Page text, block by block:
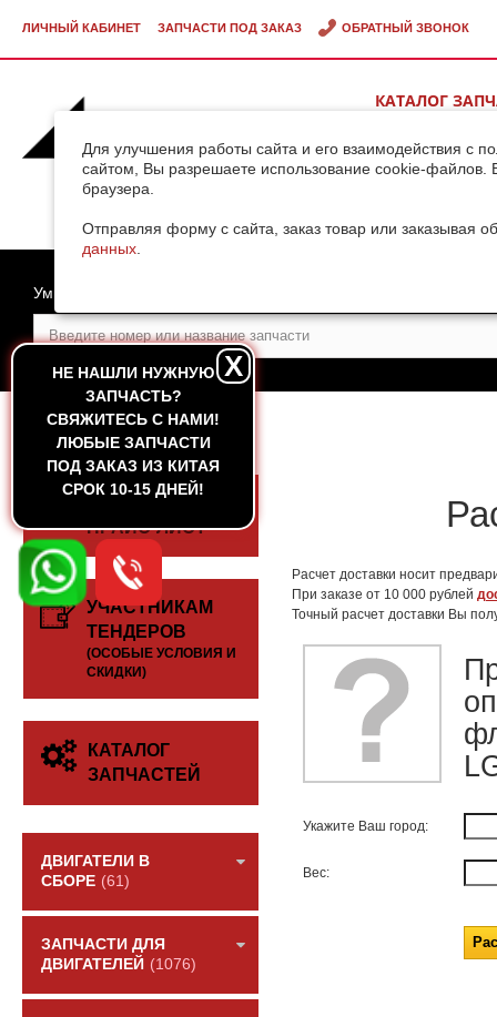
Для улучшения работы сайта и его взаимодействия с
сайтом, Вы разрешаете использование cookie-файлов.
браузера.
Отправляя форму с сайта, заказ товар или заказывая
данных
ЛИЧНЫЙ КАБИНЕТ ЗАПЧАСТИ ПОД ЗАКАЗ ОБРАТНЫЙ ЗВОНОК
КАТАЛОГ
НЕ НАШЛИ НУЖНУЮ
ЗАПЧАСТЬ?
CВЯЖИТЕСЬ С НАМИ!
ЛЮБЫЕ ЗАПЧАСТИ
ПОД ЗАКАЗ ИЗ КИТАЯ
СРОК 10-15 ДНЕЙ!
X
Умный поиск
ГЛАВНАЯ
СКАЧАТЬ
ПРАЙС-ЛИСТ
УЧАСТНИКАМ
ТЕНДЕРОВ
(ОСОБЫЕ УСЛОВИЯ И
СКИДКИ)
КАТАЛОГ
ЗАПЧАСТЕЙ
ДВИГАТЕЛИ В
СБОРЕ (61)
ЗАПЧАСТИ ДЛЯ
ДВИГАТЕЛЕЙ (1076)
Расчет доставки носит
При заказе от 10 000 рублей
Точный расчет доставки Вы
Укажите Ваш город:
Вес: